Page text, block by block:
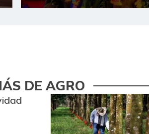
Arroz de segunda
Arroz excelso
DE AGRO